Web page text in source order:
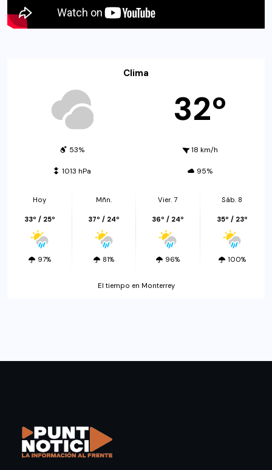
Clima
32º
53% 18 km/h
1013 hPa 95%
Hoy
33º / 25º
97%
Mñn.
37º / 24º
81%
Vier. 7
36º / 24º
96%
Sáb. 8
35º / 23º
100%
El tiempo en Monterrey